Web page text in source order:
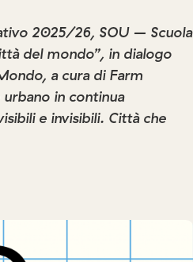
2025/26, SOU – Scuola
del mondo”, in dialogo
a cura di Farm
in continua
e invisibili. Città che